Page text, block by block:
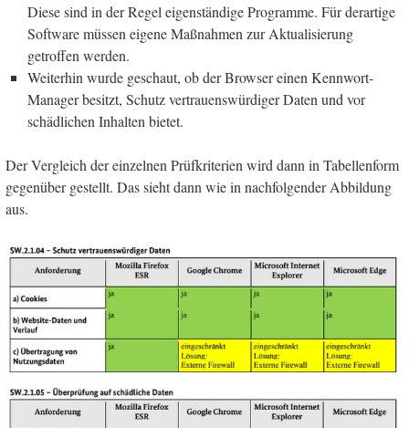
Diese sind in der Regel eigenständige Programme. Für derartige
Software müssen eigene Maßnahmen zur Aktualisierung
getroffen werden.
Weiterhin wurde geschaut, ob der Browser einen Kennwort-
Manager besitzt, Schutz vertrauenswürdiger Daten und vor
schädlichen Inhalten bietet.
Der Vergleich der einzelnen Prüfkriterien wird dann in Tabellenform
gegenüber gestellt. Das sieht dann wie in nachfolgender Abbildung
aus.